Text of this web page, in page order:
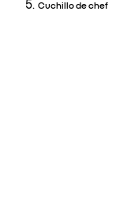
Cuchillo de chef